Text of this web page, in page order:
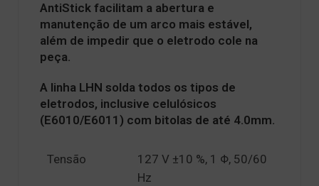
AntiStick facilitam a abertura e
manutenção de um arco mais estável,
além de impedir que o eletrodo cole na
peça.
A linha LHN solda todos os tipos de
eletrodos, inclusive celulósicos
(E6010/E6011) com bitolas de até 4.0mm.
Tensão
127 V ±10 %, 1 Φ, 50/60
Hz